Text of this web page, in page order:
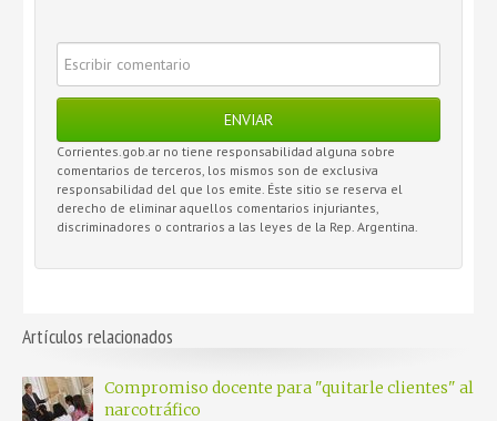
ENVIAR
Corrientes.gob.ar no tiene responsabilidad alguna sobre
comentarios de terceros, los mismos son de exclusiva
responsabilidad del que los emite. Éste sitio se reserva el
derecho de eliminar aquellos comentarios injuriantes,
discriminadores o contrarios a las leyes de la Rep. Argentina.
Artículos relacionados
Compromiso docente para "quitarle clientes" al
narcotráfico